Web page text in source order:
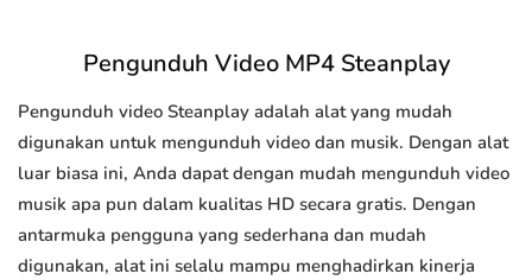
Pengunduh Video MP4 Steanplay
Pengunduh video Steanplay adalah alat yang mudah
digunakan untuk mengunduh video dan musik. Dengan alat
luar biasa ini, Anda dapat dengan mudah mengunduh video
musik apa pun dalam kualitas HD secara gratis. Dengan
antarmuka pengguna yang sederhana dan mudah
digunakan, alat ini selalu mampu menghadirkan kinerja